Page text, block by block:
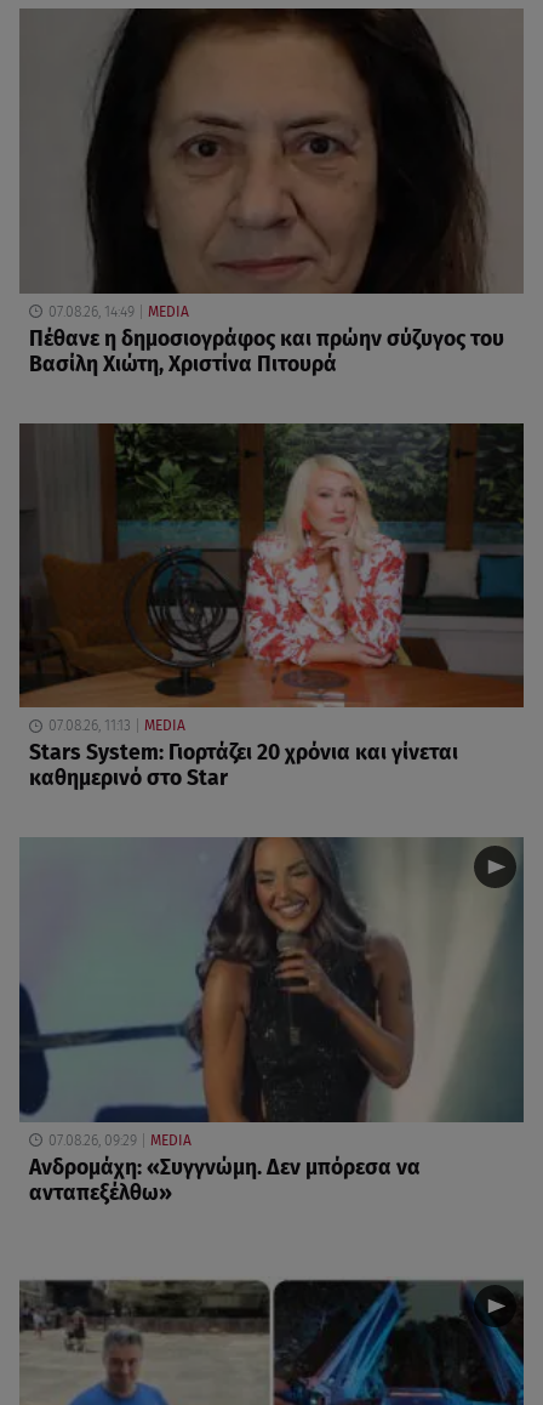
07.08.26, 14:49 MEDIA
Πέθανε η δημοσιογράφος και πρώην σύζυγος του
Βασίλη Χιώτη, Χριστίνα Πιτουρά
07.08.26, 11:13 MEDIA
Stars System: Γιορτάζει 20 χρόνια και γίνεται
καθημερινό στο Star
07.08.26, 09:29 MEDIA
Ανδρομάχη: «Συγγνώμη. Δεν μπόρεσα να
ανταπεξέλθω»